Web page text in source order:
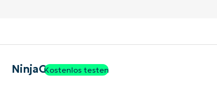
NinjaOneKostenlos testen